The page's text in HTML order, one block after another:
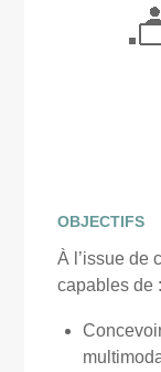
OBJECTIFS
À l’issue de
capables de :